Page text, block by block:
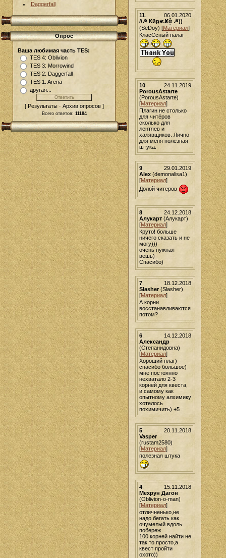
Daggerfall
Опрос
Ваша любимая часть TES:
TES 4: Oblivion
TES 3: Morrowind
TES 2: Daggerfall
TES 1: Arena
другая...
[ Результаты · Архив опросов ]
Всего ответов: 11184
06.01.2020
11
//☭ Ҟӣҏѥ✘ᾇ ☭))
(SeDoy) [Материал]
КласСсный палаг
24.11.2019
10.
PorousAstarte
(PorousAstarte)
[Материал]
Плагин не столько
для читёров
сколько для
лентяев и
халявщиков. Лично
для меня полезная
штука.
29.01.2019
9.
Alex(demonalisa1)
[Материал]
Долой читеров
24.12.2018
8.
Алукарт(Алукарт)
[Материал]
Круто! больше
ничего сказать и не
могу)))
очень нужная
вешь)
Спасибо)
18.12.2018
7.
Slasher(Slasher)
[Материал]
А корни
восстанавливаются
потом?
14.12.2018
6.
Александр
(Степанидовна)
[Материал]
Хороший плаг)
спасибо большое)
мне постоянно
нехватало 2-3
корней для квеста,
и самому как
опытному алхимику
хотелось
похимичить) +5
20.11.2018
5.
Vasper
(rustam2580)
[Материал]
полезная штука
15.11.2018
4.
Мехрун Дагон
(Oblivion-o-man)
[Материал]
отличненько,не
надо бегать как
очумелый вдоль
побереж
100 корней найти не
так то просто,а
квест пройти
охото))